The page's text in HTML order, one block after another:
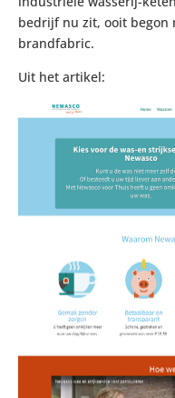
bedrijf nu zit, ooit begon
brandfabric.
Uit het artikel: